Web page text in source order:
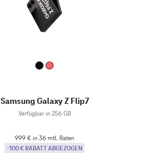
Samsung Galaxy Z Flip7
Verfügbar in 256 GB
999 € in 36 mtl. Raten
-100 € RABATT ABGEZOGEN